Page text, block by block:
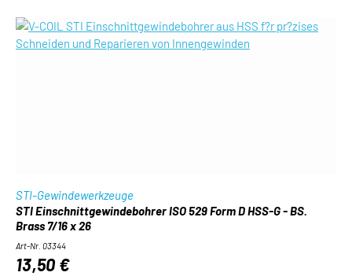
STI-Gewindewerkzeuge
STI Einschnittgewindebohrer ISO 529 Form D HSS-G - BS.
Brass 7/16 x 26
Art-Nr. 03344
13,50 €